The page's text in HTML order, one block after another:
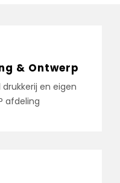
& Ontwerp
en eigen
afdeling